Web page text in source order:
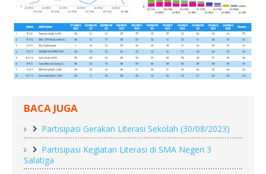
BACA JUGA
Partisipasi Gerakan Literasi Sekolah (30/08/2023)
Partisipasi Kegiatan Literasi di SMA Negeri 3
Salatiga